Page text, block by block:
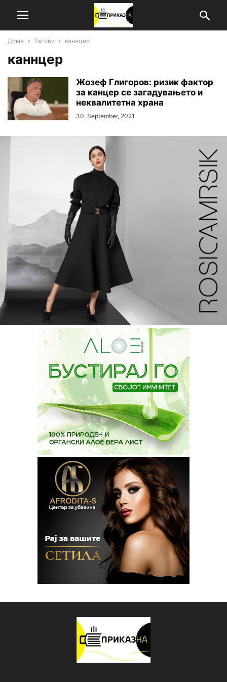
Дома Тагови каннцер
каннцер
Жозеф Глигоров: ризик фактор
за канцер се загадувањето и
неквалитетна храна
30, September, 2021